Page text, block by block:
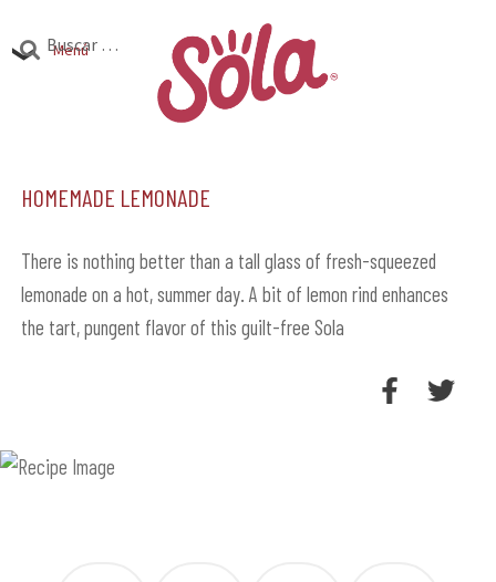
Menú
Investigación
menú
hijo
el
Buscar:
Homemade Lemonade
There is nothing better than a tall glass of fresh-squeezed
lemonade on a hot, summer day. A bit of lemon rind enhances
the tart, pungent flavor of this guilt-free Sola